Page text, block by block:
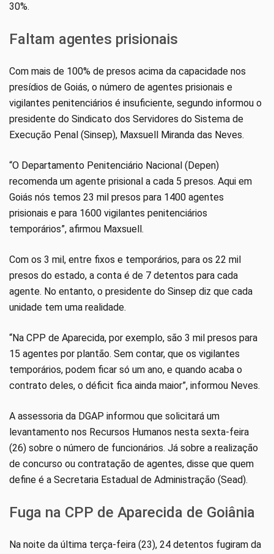
30%.
Faltam agentes prisionais
Com mais de 100% de presos acima da capacidade nos
presídios de Goiás, o número de agentes prisionais e
vigilantes penitenciários é insuficiente, segundo informou o
presidente do Sindicato dos Servidores do Sistema de
Execução Penal (Sinsep), Maxsuell Miranda das Neves.
“O Departamento Penitenciário Nacional (Depen)
recomenda um agente prisional a cada 5 presos. Aqui em
Goiás nós temos 23 mil presos para 1400 agentes
prisionais e para 1600 vigilantes penitenciários
temporários”, afirmou Maxsuell.
Com os 3 mil, entre fixos e temporários, para os 22 mil
presos do estado, a conta é de 7 detentos para cada
agente. No entanto, o presidente do Sinsep diz que cada
unidade tem uma realidade.
“Na CPP de Aparecida, por exemplo, são 3 mil presos para
15 agentes por plantão. Sem contar, que os vigilantes
temporários, podem ficar só um ano, e quando acaba o
contrato deles, o déficit fica ainda maior”, informou Neves.
A assessoria da DGAP informou que solicitará um
levantamento nos Recursos Humanos nesta sexta-feira
(26) sobre o número de funcionários. Já sobre a realização
de concurso ou contratação de agentes, disse que quem
define é a Secretaria Estadual de Administração (Sead).
Fuga na CPP de Aparecida de Goiânia
Na noite da última terça-feira (23), 24 detentos fugiram da